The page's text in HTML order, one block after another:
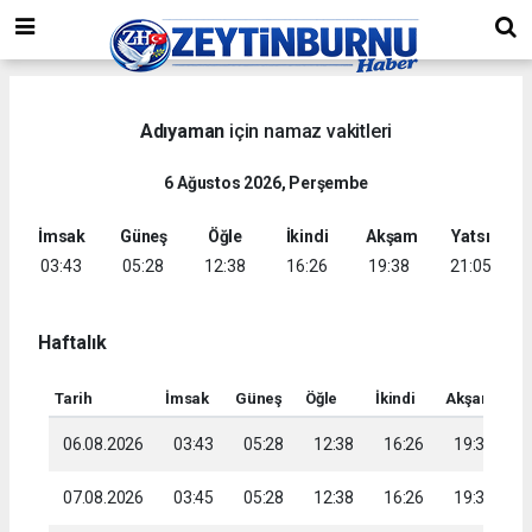
Adıyaman için namaz vakitleri
6 Ağustos 2026, Perşembe
İmsak
03:43
Güneş
05:28
Öğle
12:38
İkindi
16:26
Akşam
19:38
Yatsı
21:05
Haftalık
Tarih İmsak Güneş Öğle İkindi Akşam
06.08.2026 03:43 05:28 12:38 16:26 19:38
07.08.2026 03:45 05:28 12:38 16:26 19:37